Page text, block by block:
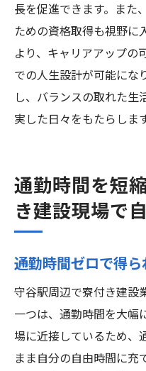
長を促進できます。また
ための資格取得も視野に
より、キャリアアップの
での人生設計が可能にな
し、バランスの取れた生
実した日々をもたらします
通勤時間を短
き建設現場で
通勤時間ゼロで得
守谷駅周辺で寮付き建設
一つは、通勤時間を大幅
場に近接しているため、
まま自分の自由時間に充